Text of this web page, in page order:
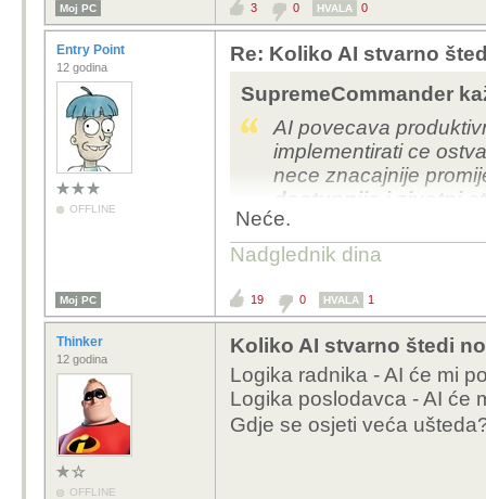
Moj PC 3 0 HVALA 0
Entry Point
12 godina
OFFLINE
Re: Koliko AI stvarno
SupremeCommander
AI povecava
implementirati ce
nece znacajnije
dostupnije i zivotni
Neće.
Nadglednik dina
Moj PC 19 0 HVALA 1
Thinker
12 godina
OFFLINE
Koliko AI stvarno štedi
Logika radnika - AI će mi
Logika poslodavca - AI će
Gdje se osjeti veća